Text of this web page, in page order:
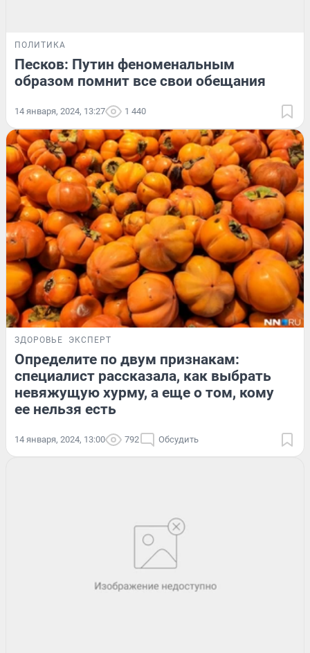
ПОЛИТИКА
Песков: Путин феноменальным
образом помнит все свои обещания
14 января, 2024, 13:27 1 440
ЗДОРОВЬЕ ЭКСПЕРТ
Определите по двум признакам:
специалист рассказала, как выбрать
невяжущую хурму, а еще о том, кому
ее нельзя есть
14 января, 2024, 13:00 792 Обсудить